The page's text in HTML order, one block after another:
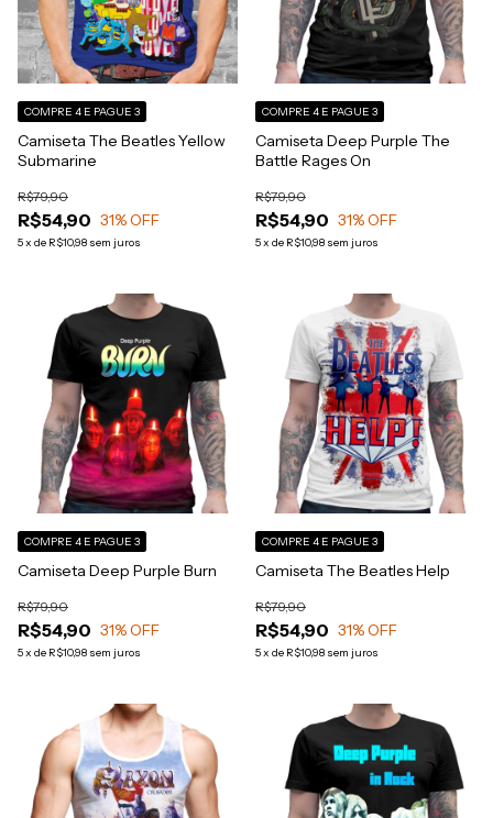
Camiseta The Beatles Yellow
Submarine
R$54,90
R$79,90
31% OFF
5x de R$10,98 sem juros
COMPRE 4 E PAGUE 3
Camiseta Deep Purple The
Battle Rages On
R$54,90
R$79,90
31% OFF
5x de R$10,98 sem juros
COMPRE 4 E PAGUE 3
Camiseta Deep Purple Burn
R$54,90
R$79,90
31% OFF
5x de R$10,98 sem juros
COMPRE 4 E PAGUE 3
Camiseta The Beatles Help
R$54,90
R$79,90
31% OFF
5x de R$10,98 sem juros
COMPRE 4 E PAGUE 3